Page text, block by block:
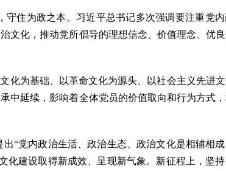
住为政之本。习近平总书记多次强调要注重党内
文化，推动党所倡导的理想信念、价值理念、优
为基础、以革命文化为源头、以社会主义先进文
中延续，影响着全体党员的价值取向和行为方式
党内政治生活、政治生态、政治文化是相辅相
化建设取得新成效、呈现新气象。新征程上，坚